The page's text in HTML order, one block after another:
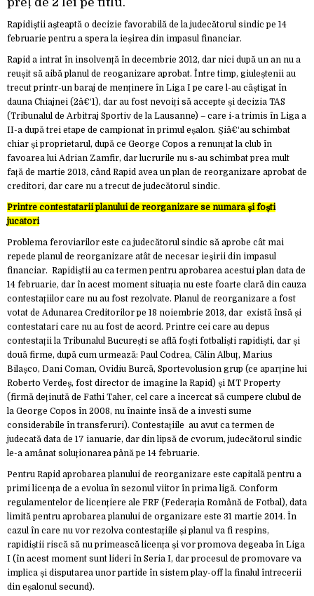
Rapidiștii așteaptă o decizie favorabilă de la judecătorul sindic pe 14
februarie pentru a spera la ieșirea din impasul financiar.
Rapid a intrat în insolvență în decembrie 2012, dar nici după un an nu a
reușit să aibă planul de reoganizare aprobat. Între timp, giuleștenii au
trecut printr-un baraj de menținere în Liga I pe care l-au câștigat în
dauna Chiajnei (2â€‘1), dar au fost nevoiți să accepte și decizia TAS
(Tribunalul de Arbitraj Sportiv de la Lausanne) – care i-a trimis în Liga a
II-a după trei etape de campionat în primul eșalon. Șiâ€‘au schimbat
chiar și proprietarul, după ce George Copos a renunțat la club în
favoarea lui Adrian Zamfir, dar lucrurile nu s-au schimbat prea mult
față de martie 2013, când Rapid avea un plan de reorganizare aprobat de
creditori, dar care nu a trecut de judecătorul sindic.
Printre contestatarii planului de reorganizare se numără și foști
jucători
Problema feroviarilor este ca judecătorul sindic să aprobe cât mai
repede planul de reorganizare atât de necesar ieșirii din impasul
financiar. Rapidiștii au ca termen pentru aprobarea acestui plan data de
14 februarie, dar în acest moment situația nu este foarte clară din cauza
contestațiilor care nu au fost rezolvate. Planul de reorganizare a fost
votat de Adunarea Creditorilor pe 18 noiembrie 2013, dar există însă și
contestatari care nu au fost de acord. Printre cei care au depus
contestații la Tribunalul București se află foști fotbaliști rapidiști, dar și
două firme, după cum urmează: Paul Codrea, Călin Albuț, Marius
Bilașco, Dani Coman, Ovidiu Burcă, Sportevolusion grup (ce aparține lui
Roberto Verdeș, fost director de imagine la Rapid) și MT Property
(firmă deținută de Fathi Taher, cel care a încercat să cumpere clubul de
la George Copos în 2008, nu înainte însă de a investi sume
considerabile în transferuri). Contestațiile au avut ca termen de
judecată data de 17 ianuarie, dar din lipsă de cvorum, judecătorul sindic
le-a amânat soluționarea până pe 14 februarie.
Pentru Rapid aprobarea planului de reorganizare este capitală pentru a
primi licența de a evolua în sezonul viitor în prima ligă. Conform
regulamentelor de licențiere ale FRF (Federația Română de Fotbal), data
limită pentru aprobarea planului de organizare este 31 martie 2014. În
cazul în care nu vor rezolva contestațiile și planul va fi respins,
rapidiștii riscă să nu primească licența și vor promova degeaba în Liga
I (în acest moment sunt lideri în Seria I, dar procesul de promovare va
implica și disputarea unor partide în sistem play-off la finalul întrecerii
din eșalonul secund).